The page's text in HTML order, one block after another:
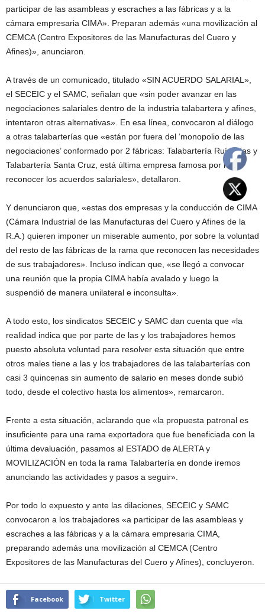
participar de las asambleas y escraches a las fábricas y a la
cámara empresaria CIMA». Preparan además «una movilización al
CEMCA (Centro Expositores de las Manufacturas del Cuero y
Afines)», anunciaron.
A través de un comunicado, titulado «SIN ACUERDO SALARIAL»,
el SECEIC y el SAMC, señalan que «sin poder avanzar en las
negociaciones salariales dentro de la industria talabartera y afines,
intentaron otras alternativas». En esa línea, convocaron al diálogo
a otras talabarterías que «están por fuera del ‘monopolio de las
negociaciones’ conformado por 2 fábricas: Talabartería Ruíz Días y
Talabartería Santa Cruz, está última empresa famosa por no
reconocer los acuerdos salariales», detallaron.
Y denunciaron que, «estas dos empresas y la conducción de CIMA
(Cámara Industrial de las Manufacturas del Cuero y Afines de la
R.A.) quieren imponer un miserable aumento, por sobre la voluntad
del resto de las fábricas de la rama que reconocen las necesidades
de sus trabajadores». Incluso indican que, «se llegó a convocar
una reunión que la propia CIMA había avalado y luego la
suspendió de manera unilateral e inconsulta».
A todo esto, los sindicatos SECEIC y SAMC dan cuenta que «la
realidad indica que por parte de las y los trabajadores hemos
puesto absoluta voluntad para resolver esta situación que entre
otros males tiene a las y los trabajadores de las talabarterías con
casi 3 quincenas sin aumento de salario en meses donde subió
todo, desde el colectivo hasta los alimentos», remarcaron.
Frente a esta situación, aclarando que «la propuesta patronal es
insuficiente para una rama exportadora que fue beneficiada con la
última devaluación, pasamos al ESTADO de ALERTA y
MOVILIZACIÓN en toda la rama Talabartería en donde iremos
anunciando las actividades y pasos a seguir».
Por todo lo expuesto y ante las dilaciones, SECEIC y SAMC
convocaron a los trabajadores «a participar de las asambleas y
escraches a las fábricas y a la cámara empresaria CIMA,
preparando además una movilización al CEMCA (Centro
Expositores de las Manufacturas del Cuero y Afines), concluyeron.
Facebook Twitter